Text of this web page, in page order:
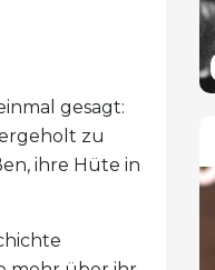
gesagt:
zu
ihre Hüte in